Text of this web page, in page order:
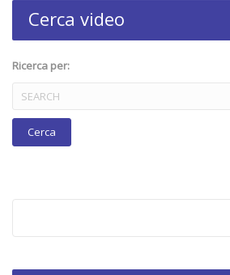
Cerca video
Ricerca per: